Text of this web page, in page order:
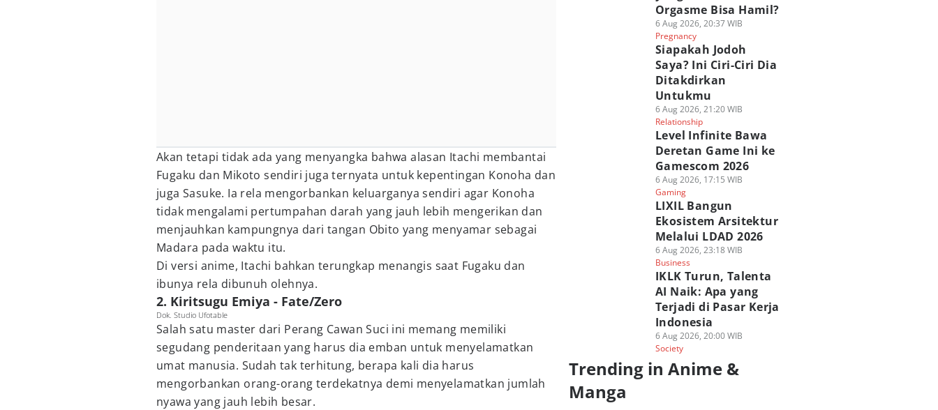
Akan tetapi tidak ada yang menyangka bahwa alasan Itachi membantai
Fugaku dan Mikoto sendiri juga ternyata untuk kepentingan Konoha dan
juga Sasuke. Ia rela mengorbankan keluarganya sendiri agar Konoha
tidak mengalami pertumpahan darah yang jauh lebih mengerikan dan
menjauhkan kampungnya dari tangan Obito yang menyamar sebagai
Madara pada waktu itu.
Di versi anime, Itachi bahkan terungkap menangis saat Fugaku dan
ibunya rela dibunuh olehnya.
2. Kiritsugu Emiya - Fate/Zero
Dok. Studio Ufotable
Salah satu master dari Perang Cawan Suci ini memang memiliki
segudang penderitaan yang harus dia emban untuk menyelamatkan
umat manusia. Sudah tak terhitung, berapa kali dia harus
mengorbankan orang-orang terdekatnya demi menyelamatkan jumlah
nyawa yang jauh lebih besar.
Orgasme Bisa Hamil?
6 Aug 2026, 20:37 WIB
Pregnancy
Siapakah Jodoh
Saya? Ini Ciri-Ciri Dia
Ditakdirkan
Untukmu
6 Aug 2026, 21:20 WIB
Relationship
Level Infinite Bawa
Deretan Game Ini ke
Gamescom 2026
6 Aug 2026, 17:15 WIB
Gaming
LIXIL Bangun
Ekosistem Arsitektur
Melalui LDAD 2026
6 Aug 2026, 23:18 WIB
Business
IKLK Turun, Talenta
AI Naik: Apa yang
Terjadi di Pasar Kerja
Indonesia
6 Aug 2026, 20:00 WIB
Society
Trending in Anime &
Manga